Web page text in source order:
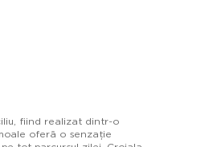
fiind realizat dintr-o
oferă o senzație